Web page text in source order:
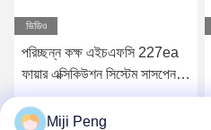
ভিডিও
পরিচ্ছন্ন কক্ষ এইচএফসি 227ea
ফায়ার এক্সিকিউশন সিস্টেম সাসপেনশন
16L মডেল
সেরা দাম পান
Miji Peng